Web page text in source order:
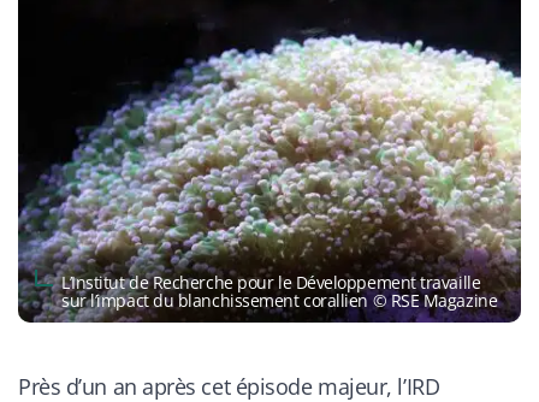
L’Institut de Recherche pour le Développement travaille
sur l’impact du blanchissement corallien © RSE Magazine
Près d’un an après cet épisode majeur, l’IRD